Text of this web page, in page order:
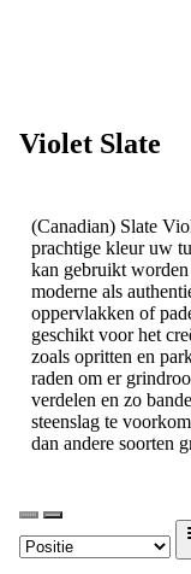
Violet Slate
(Canadian) Slate
prachtige kleur uw
kan gebruikt
moderne als
oppervlakken of
geschikt voor het
zoals opritten en
raden om er
verdelen en zo
steenslag te
dan andere soorten